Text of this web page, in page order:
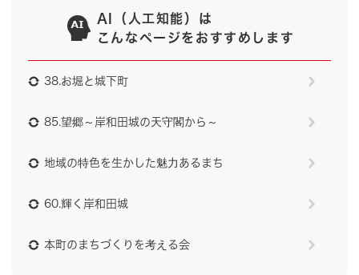
AI（人工知能）は
こんなページをおすすめします
38.お堀と城下町
85.望郷～岸和田城の天守閣から～
地域の特色を生かした魅力あるまち
60.輝く岸和田城
本町のまちづくりを考える会